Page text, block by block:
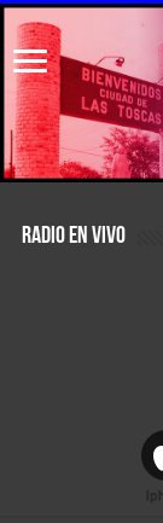
RADIO EN VIVO